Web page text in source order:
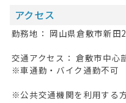
アクセス
勤務地： 岡山県倉敷市新田
交通アクセス： 倉敷市中心
※車通勤・バイク通勤不可
※公共交通機関を利用する